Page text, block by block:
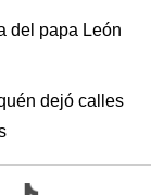
del papa León
dejó calles